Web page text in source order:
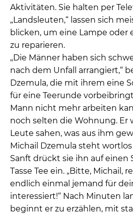
Aktivitäten. Sie halten per
„Landsleuten,“ lassen sich
blicken, um eine Lampe oder
zu reparieren.
„Die Männer haben sich
nach dem Unfall arrangiert,“
Dzemula, die mit ihrem eine
für eine Teerunde
Mann nicht mehr arbeiten
noch selten die Wohnung. Er
Leute sahen, was aus ihm
Michail Dzemula steht
Sanft drückt sie ihn auf einen
Tasse Tee ein. „Bitte, Michail,
endlich einmal jemand für
interessiert!“ Nach Minuten
beginnt er zu erzählen, mit